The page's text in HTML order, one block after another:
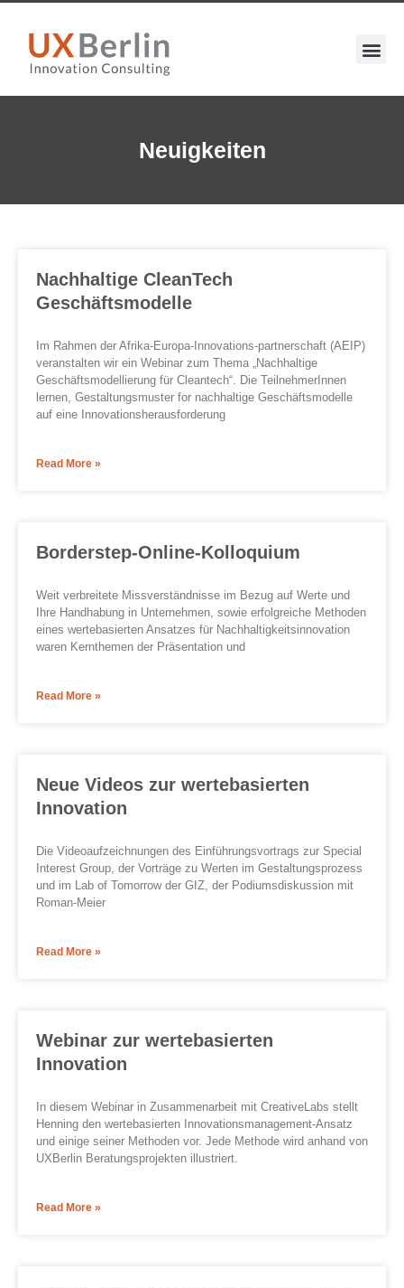
Neuigkeiten
Nachhaltige CleanTech
Geschäftsmodelle
Im Rahmen der Afrika-Europa-Innovations-partnerschaft (AEIP)
veranstalten wir ein Webinar zum Thema „Nachhaltige
Geschäftsmodellierung für Cleantech“. Die TeilnehmerInnen
lernen, Gestaltungsmuster for nachhaltige Geschäftsmodelle
auf eine Innovationsherausforderung
Read More »
Borderstep-Online-Kolloquium
Weit verbreitete Missverständnisse im Bezug auf Werte und
Ihre Handhabung in Unternehmen, sowie erfolgreiche Methoden
eines wertebasierten Ansatzes für Nachhaltigkeitsinnovation
waren Kernthemen der Präsentation und
Read More »
Neue Videos zur wertebasierten
Innovation
Die Videoaufzeichnungen des Einführungsvortrags zur Special
Interest Group, der Vorträge zu Werten im Gestaltungsprozess
und im Lab of Tomorrow der GIZ, der Podiumsdiskussion mit
Roman-Meier
Read More »
Webinar zur wertebasierten
Innovation
In diesem Webinar in Zusammenarbeit mit CreativeLabs stellt
Henning den wertebasierten Innovationsmanagement-Ansatz
und einige seiner Methoden vor. Jede Methode wird anhand von
UXBerlin Beratungsprojekten illustriert.
Read More »